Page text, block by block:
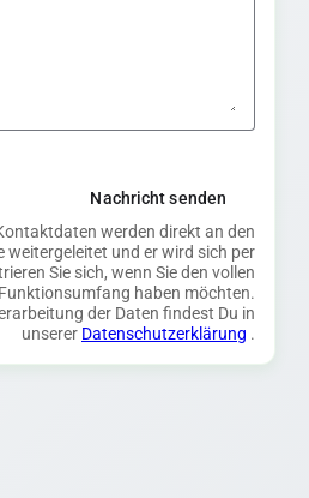
Nachricht senden
werden direkt an den
weitergeleitet und er wird sich per
Sie sich, wenn Sie den vollen
Funktionsumfang haben möchten.
der Daten findest Du in
unserer Datenschutzerklärung .